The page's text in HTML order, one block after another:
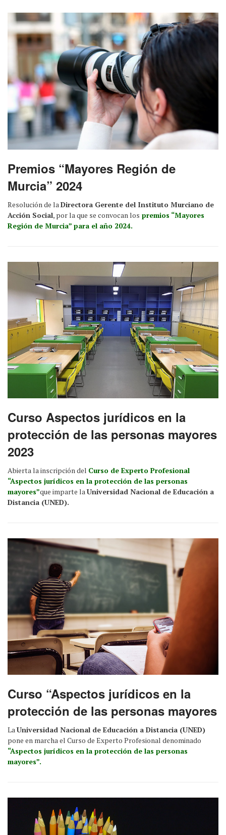
Premios “Mayores Región de
Murcia” 2024
Resolución de la Directora Gerente del Instituto Murciano de
Acción Social, por la que se convocan los premios “Mayores
Región de Murcia” para el año 2024.
Curso Aspectos jurídicos en la
protección de las personas mayores
2023
Abierta la inscripción del Curso de Experto Profesional
“Aspectos jurídicos en la protección de las personas
mayores”que imparte laUniversidad Nacional de Educación a
Distancia (UNED).
Curso “Aspectos jurídicos en la
protección de las personas mayores
LaUniversidad Nacional de Educación a Distancia (UNED)
pone en marcha el Curso de Experto Profesional denominado
“Aspectos jurídicos en la protección de las personas
mayores”.